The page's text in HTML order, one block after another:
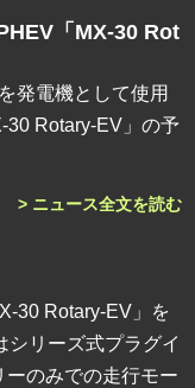
「MX-30 Rot
発電機として使用
30 Rotary-EV」の予
> ニュース全文を読む
30 Rotary-EV」を
シリーズ式プラグイ
ーのみでの走行モー